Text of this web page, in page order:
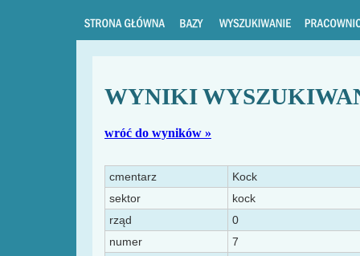
WYNIKI
wróć do wyników »
cmentarz
Kock
sektor
kock
rząd
0
numer
7